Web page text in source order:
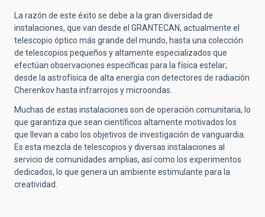
La razón de este éxito se debe a la gran diversidad de
instalaciones, que van desde el GRANTECAN, actualmente el
telescopio óptico más grande del mundo, hasta una colección
de telescopios pequeños y altamente especializados que
efectúan observaciones específicas para la física estelar;
desde la astrofísica de alta energía con detectores de radiación
Cherenkov hasta infrarrojos y microondas.
Muchas de estas instalaciones son de operación comunitaria, lo
que garantiza que sean científicos altamente motivados los
que llevan a cabo los objetivos de investigación de vanguardia.
Es esta mezcla de telescopios y diversas instalaciones al
servicio de comunidades amplias, así como los experimentos
dedicados, lo que genera un ambiente estimulante para la
creatividad.